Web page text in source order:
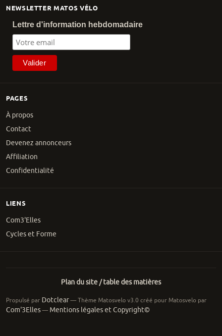
PAGES
À propos
Contact
Devenez annonceurs
Affiliation
Confidentialité
NEWSLETTER MATOS VÉLO
Lettre d'information hebdomadaire
LIENS
Com3'Elles
Cycles et Forme
Plan du site / table des matières
Propulsé par Dotclear— Thème Matosvelo v3.0 créé pour Matosvelo par
Com'3Elles— Mentions légales et Copyright©